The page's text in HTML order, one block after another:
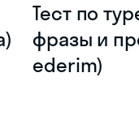
Тест по
фразы и
ederim)